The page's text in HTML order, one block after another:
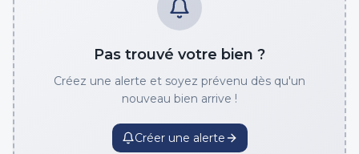
Pas trouvé votre bien ?
Créez une alerte et soyez prévenu dès qu'un
nouveau bien arrive !
Créer une alerte